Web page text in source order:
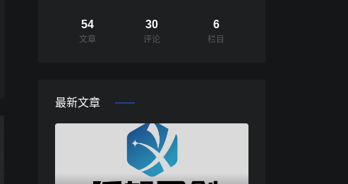
54
文章
30
评论
6
栏目
最新文章